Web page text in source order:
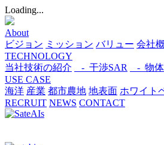
Loading...
About
ビジョン ミッション バリュー 会社
TECHNOLOGY
当社技術の紹介
- 干渉SAR - 物体
USE CASE
海洋 産業 都市​農地 地表面 ホワイト
RECRUIT NEWS CONTACT